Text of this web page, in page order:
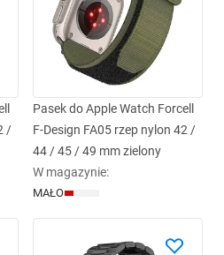
/
Pasek do Apple Watch Forcell
F-Design FA05 rzep nylon 42 /
44 / 45 / 49 mm zielony
W magazynie:
MAŁO